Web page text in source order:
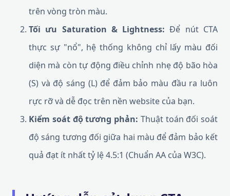
trên vòng tròn màu.
Tối ưu Saturation & Lightness: Để nút CTA
thực sự "nổ", hệ thống không chỉ lấy màu đối
diện mà còn tự động điều chỉnh nhẹ độ bão hòa
(S) và độ sáng (L) để đảm bảo màu đầu ra luôn
rực rỡ và dễ đọc trên nền website của bạn.
Kiểm soát độ tương phản: Thuật toán đối soát
độ sáng tương đối giữa hai màu để đảm bảo kết
quả đạt ít nhất tỷ lệ 4.5:1 (Chuẩn AA của W3C).